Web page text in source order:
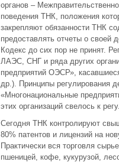
органов –
поведения ТНК, положения
закрепляют обязанности ТНК
предоставлять отчеты о своей
Кодекс до сих пор не принят.
ЛАЭС, СНГ и ряда других
предприятий ОЭСР»,
др.). Принципы регулирования
«Многонациональные
этих организаций свелось к
Сегодня ТНК контролируют
80% патентов и лицензий на
Практически вся торговля
пшеницей, кофе, кукурузой,